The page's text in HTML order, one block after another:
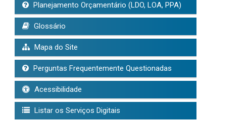
Planejamento Orçamentário (LDO, LOA, PPA)
Glossário
Mapa do Site
Perguntas Frequentemente Questionadas
Acessibilidade
Listar os Serviços Digitais